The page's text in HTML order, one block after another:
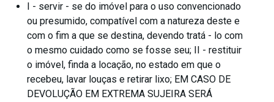
I - servir - se do imóvel para o uso convencionado
ou presumido, compatível com a natureza deste e
com o fim a que se destina, devendo tratá - lo com
o mesmo cuidado como se fosse seu; II - restituir
o imóvel, finda a locação, no estado em que o
recebeu, lavar louças e retirar lixo; EM CASO DE
DEVOLUÇÃO EM EXTREMA SUJEIRA SERÁ